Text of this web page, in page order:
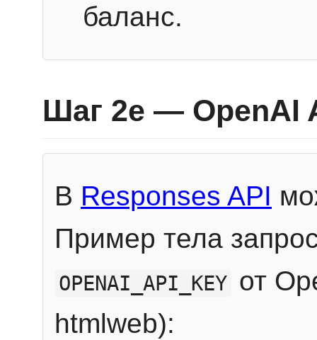
баланс.
Шаг 2e — OpenAI
В Responses API
Пример тела
OPENAI_API_KEY от
htmlweb):